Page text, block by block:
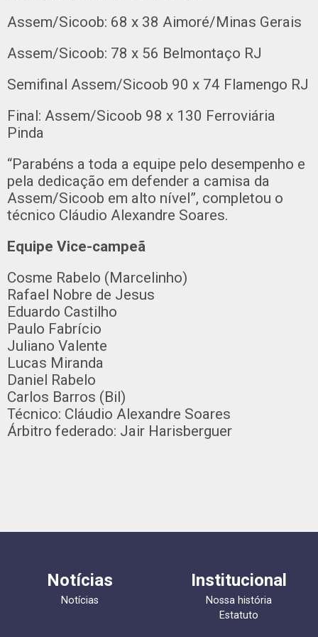
Assem/Sicoob: 68 x 38 Aimoré/Minas Gerais
Assem/Sicoob: 78 x 56 Belmontaço RJ
Semifinal Assem/Sicoob 90 x 74 Flamengo RJ
Final: Assem/Sicoob 98 x 130 Ferroviária
Pinda
“Parabéns a toda a equipe pelo desempenho e
pela dedicação em defender a camisa da
Assem/Sicoob em alto nível”, completou o
técnico Cláudio Alexandre Soares.
Equipe Vice-campeã
Cosme Rabelo (Marcelinho)
Rafael Nobre de Jesus
Eduardo Castilho
Paulo Fabrício
Juliano Valente
Lucas Miranda
Daniel Rabelo
Carlos Barros (Bil)
Técnico: Cláudio Alexandre Soares
Árbitro federado: Jair Harisberguer
Notícias
Notícias
Institucional
Nossa história
Estatuto